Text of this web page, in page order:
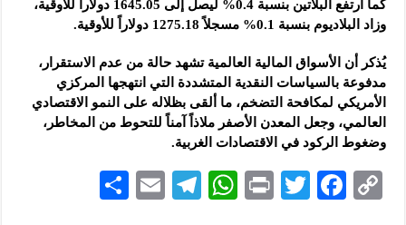
كما ارتفع البلاتين بنسبة 0.4% ليصل إلى 1645.05 دولاراً للأوقية،
وزاد البلاديوم بنسبة 0.1% مسجلاً ‌‏1275.18 دولاراً للأوقية‎.‎
يُذكر أن الأسواق المالية العالمية تشهد حالة من عدم الاستقرار،
مدفوعة بالسياسات النقدية المتشددة التي انتهجها المركزي
‏الأمريكي لمكافحة التضخم، ما ألقى بظلاله على النمو الاقتصادي
العالمي، وجعل المعدن الأصفر ملاذاً آمناً للتحوط من ‏المخاطر،
وضغوط الركود في الاقتصادات الغربية‎.‎
C
F
T
P
W
Te
E